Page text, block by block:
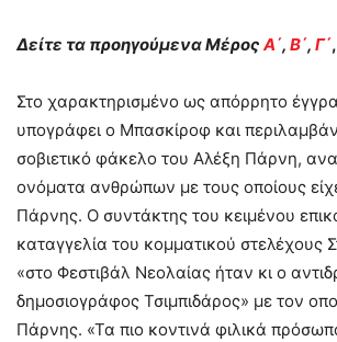
Δείτε τα προηγούμενα Μέρος Α΄, Β΄, Γ΄,
Στο χαρακτηρισμένο ως απόρρητο
υπογράφει ο Μπασκίροφ και
σοβιετικό φάκελο του Αλέξη Πάρνη,
ονόματα ανθρώπων με τους οποίους
Πάρνης. Ο συντάκτης του κειμένου
καταγγελία του κομματικού στελέχους
«στο Φεστιβάλ Νεολαίας ήταν κι ο
δημοσιογράφος Τσιμπιδάρος» με τον
Πάρνης. «Τα πιο κοντινά φιλικά